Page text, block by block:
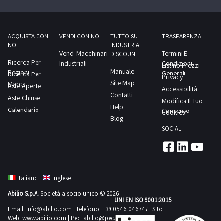
documentazione
visionare
completo
e
non
a
ACQUISTA CON
NOI
Ricerca Per
Regioni
Ricerca Per
Marca
Aste Aperte
Aste Chiuse
Calendario
VENDI CON NOI
Vendi Macchinari
Industriali
TUTTO SU
INDUSTRIAL
DISCOUNT
Manuale
Site Map
Contatti
Help
Blog
TRASPARENZA
Termini E
Condizioni
Generali
Listino Prezzi
Privacy
Accessibilità
Modifica Il Tuo
Consenso
Cookies
SOCIAL
Italiano
Inglese
Abilio S.p.A.Società a socio unico © 2026
Email: info@abilio.com | Telefono: +39 0546 046747 | Sito
Web: www.abilio.com | Pec: abilio@pec.illimity.com
UNI EN ISO 9001:2015